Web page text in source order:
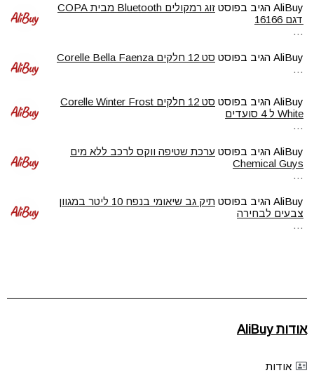
AliBuy הגיב בפוסט
זוג רמקולים Bluetooth מבית COPA
דגם 16166
…
AliBuy הגיב בפוסט סט 12 חלקים Corelle Bella Faenza
…
AliBuy הגיב בפוסט
סט 12 חלקים Corelle Winter Frost
White ל 4 סועדים
…
AliBuy הגיב בפוסט ערכת שטיפה ווקס לרכב ללא מים
Chemical Guys
…
AliBuy הגיב בפוסט
תיק גב שיאומי בנפח 10 ליטר במגוון
צבעים לבחירה
…
אודות AliBuy
אודות